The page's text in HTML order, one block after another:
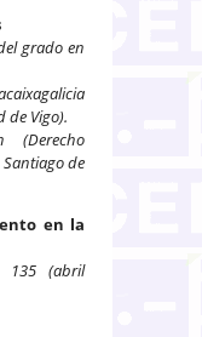
grado en
de Vigo).
(Derecho
de
en la
135 (abril